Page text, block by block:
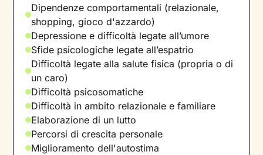
Dipendenze comportamentali (relazionale,
shopping, gioco d'azzardo)
Depressione e difficoltà legate all’umore
Sfide psicologiche legate all’espatrio
Difficoltà legate alla salute fisica (propria o di
un caro)
Difficoltà psicosomatiche
Difficoltà in ambito relazionale e familiare
Elaborazione di un lutto
Percorsi di crescita personale
Miglioramento dell'autostima